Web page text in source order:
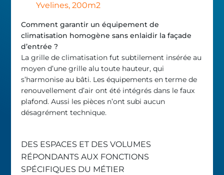
Yvelines, 200m2
Comment garantir un équipement de
climatisation homogène sans enlaidir la façade
d’entrée ?
La grille de climatisation fut subtilement insérée au
moyen d’une grille alu toute hauteur, qui
s’harmonise au bâti. Les équipements en terme de
renouvellement d’air ont été intégrés dans le faux
plafond. Aussi les pièces n’ont subi aucun
désagrément technique.
DES ESPACES ET DES VOLUMES
RÉPONDANTS AUX FONCTIONS
SPÉCIFIQUES DU MÉTIER